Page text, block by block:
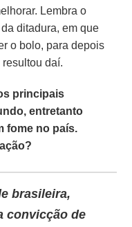
Lembra o
ditadura, em que
o bolo, para depois
daí.
principais
entretanto
fome no país.
brasileira,
convicção de